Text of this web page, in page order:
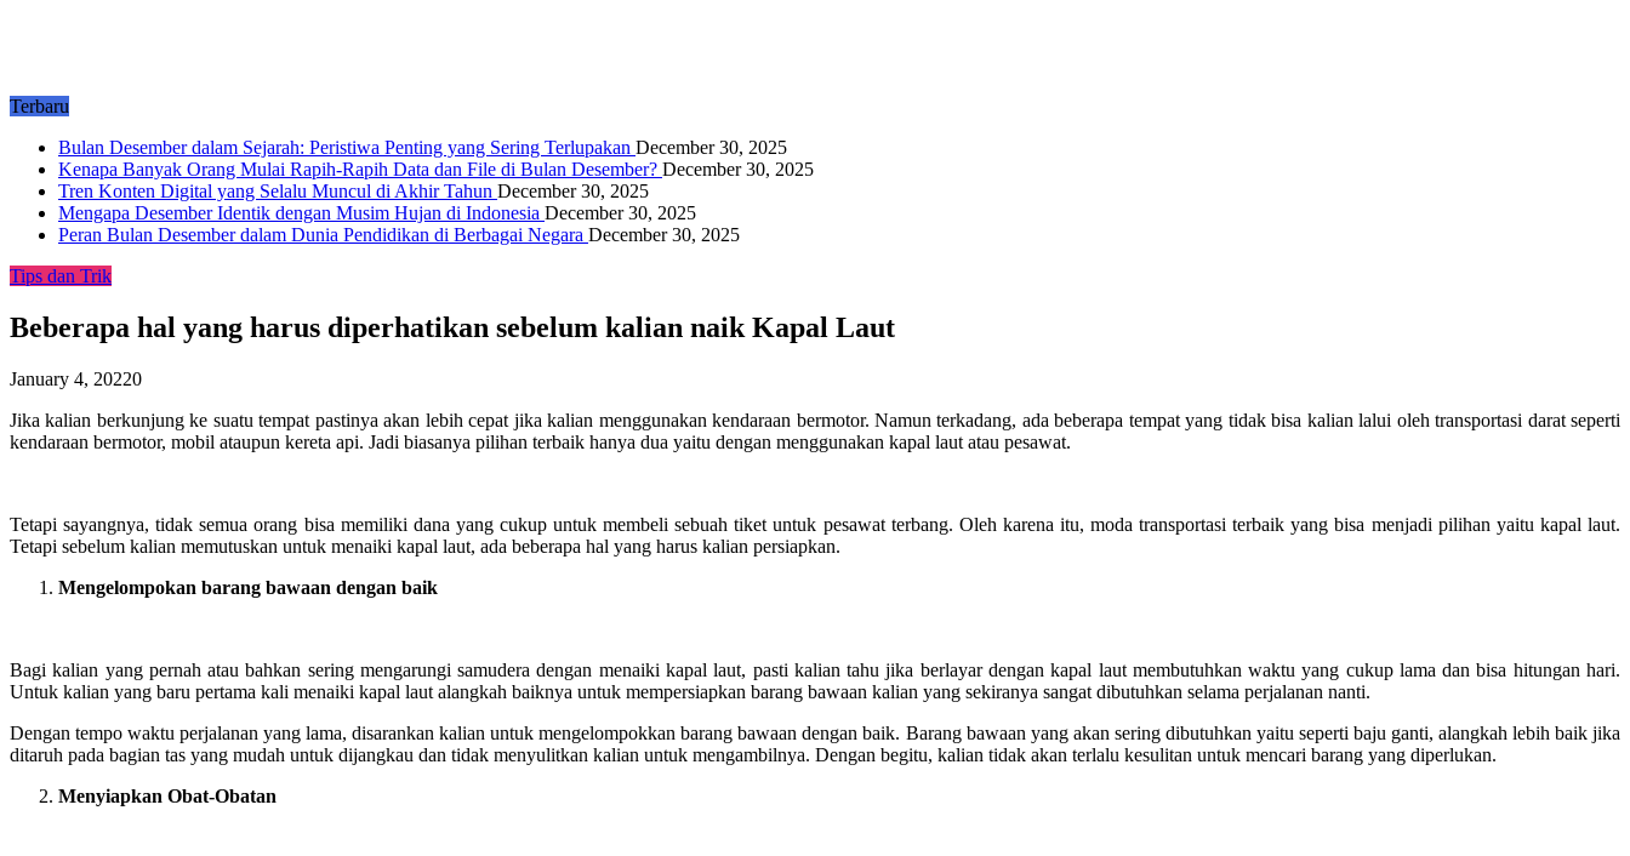
Terbaru
Bulan Desember dalam Sejarah: Peristiwa Penting yang Sering Terlupakan December 30, 2025
Kenapa Banyak Orang Mulai Rapih-Rapih Data dan File di Bulan Desember? December 30, 2025
Tren Konten Digital yang Selalu Muncul di Akhir Tahun December 30, 2025
Mengapa Desember Identik dengan Musim Hujan di Indonesia December 30, 2025
Peran Bulan Desember dalam Dunia Pendidikan di Berbagai Negara December 30, 2025
Tips dan Trik
Beberapa hal yang harus diperhatikan sebelum kalian naik Kapal Laut
January 4, 20220
Jika kalian berkunjung ke suatu tempat pastinya akan lebih cepat jika kalian menggunakan kendaraan bermotor. Namun terkadang, ada beberapa tempat yang tidak bisa kalian lalui oleh transportasi darat seperti
kendaraan bermotor, mobil ataupun kereta api. Jadi biasanya pilihan terbaik hanya dua yaitu dengan menggunakan kapal laut atau pesawat.
Tetapi sayangnya, tidak semua orang bisa memiliki dana yang cukup untuk membeli sebuah tiket untuk pesawat terbang. Oleh karena itu, moda transportasi terbaik yang bisa menjadi pilihan yaitu kapal laut.
Tetapi sebelum kalian memutuskan untuk menaiki kapal laut, ada beberapa hal yang harus kalian persiapkan.
Mengelompokan barang bawaan dengan baik
Bagi kalian yang pernah atau bahkan sering mengarungi samudera dengan menaiki kapal laut, pasti kalian tahu jika berlayar dengan kapal laut membutuhkan waktu yang cukup lama dan bisa hitungan hari.
Untuk kalian yang baru pertama kali menaiki kapal laut alangkah baiknya untuk mempersiapkan barang bawaan kalian yang sekiranya sangat dibutuhkan selama perjalanan nanti.
Dengan tempo waktu perjalanan yang lama, disarankan kalian untuk mengelompokkan barang bawaan dengan baik. Barang bawaan yang akan sering dibutuhkan yaitu seperti baju ganti, alangkah lebih baik jika
ditaruh pada bagian tas yang mudah untuk dijangkau dan tidak menyulitkan kalian untuk mengambilnya. Dengan begitu, kalian tidak akan terlalu kesulitan untuk mencari barang yang diperlukan.
Menyiapkan Obat-Obatan